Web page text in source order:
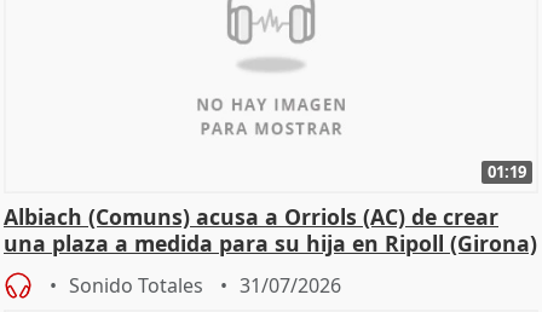
01:19
Albiach (Comuns) acusa a Orriols (AC) de crear
una plaza a medida para su hija en Ripoll (Girona)
Sonido Totales 31/07/2026